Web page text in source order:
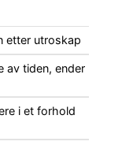
etter utroskap
av tiden, ender
i et forhold